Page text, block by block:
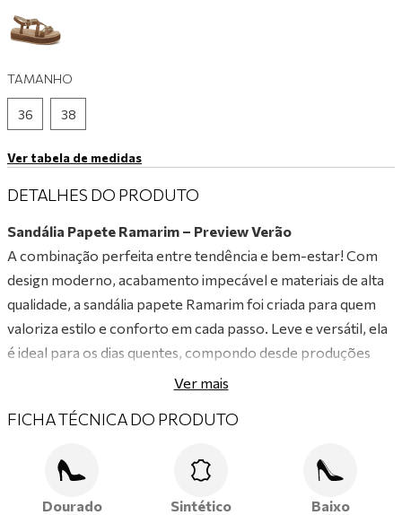
TAMANHO
36 38
Ver tabela de medidas
DETALHES DO PRODUTO
Sandália Papete Ramarim – Preview Verão
A combinação perfeita entre tendência e bem-estar! Com
design moderno, acabamento impecável e materiais de alta
qualidade, a sandália papete Ramarim foi criada para quem
valoriza estilo e conforto em cada passo. Leve e versátil, ela
é ideal para os dias quentes, compondo desde produções
casuais até looks mais sofisticados com um toque despojado.
e praticidade.
Ver mais
FICHA TÉCNICA DO PRODUTO
Dourado Sintético Baixo
9º